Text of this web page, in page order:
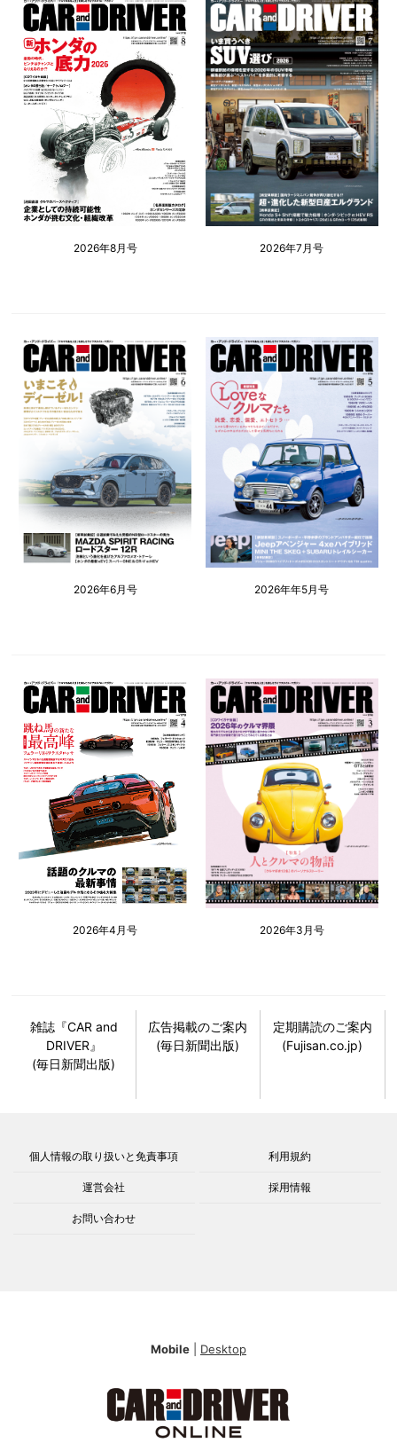
2026年8月号 2026年7月号
2026年6月号 2026年年5月号
2026年4月号 2026年3月号
雑誌『CAR and
DRIVER』
(毎日新聞出版)
広告掲載のご案内
(毎日新聞出版)
定期購読のご案内
(Fujisan.co.jp)
個人情報の取り扱いと免責事項 利用規約
運営会社 採用情報
お問い合わせ
Mobile Desktop